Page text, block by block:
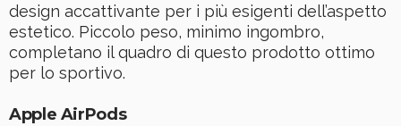
design accattivante per i più esigenti dell’aspetto
estetico. Piccolo peso, minimo ingombro,
completano il quadro di questo prodotto ottimo
per lo sportivo.
Apple AirPods